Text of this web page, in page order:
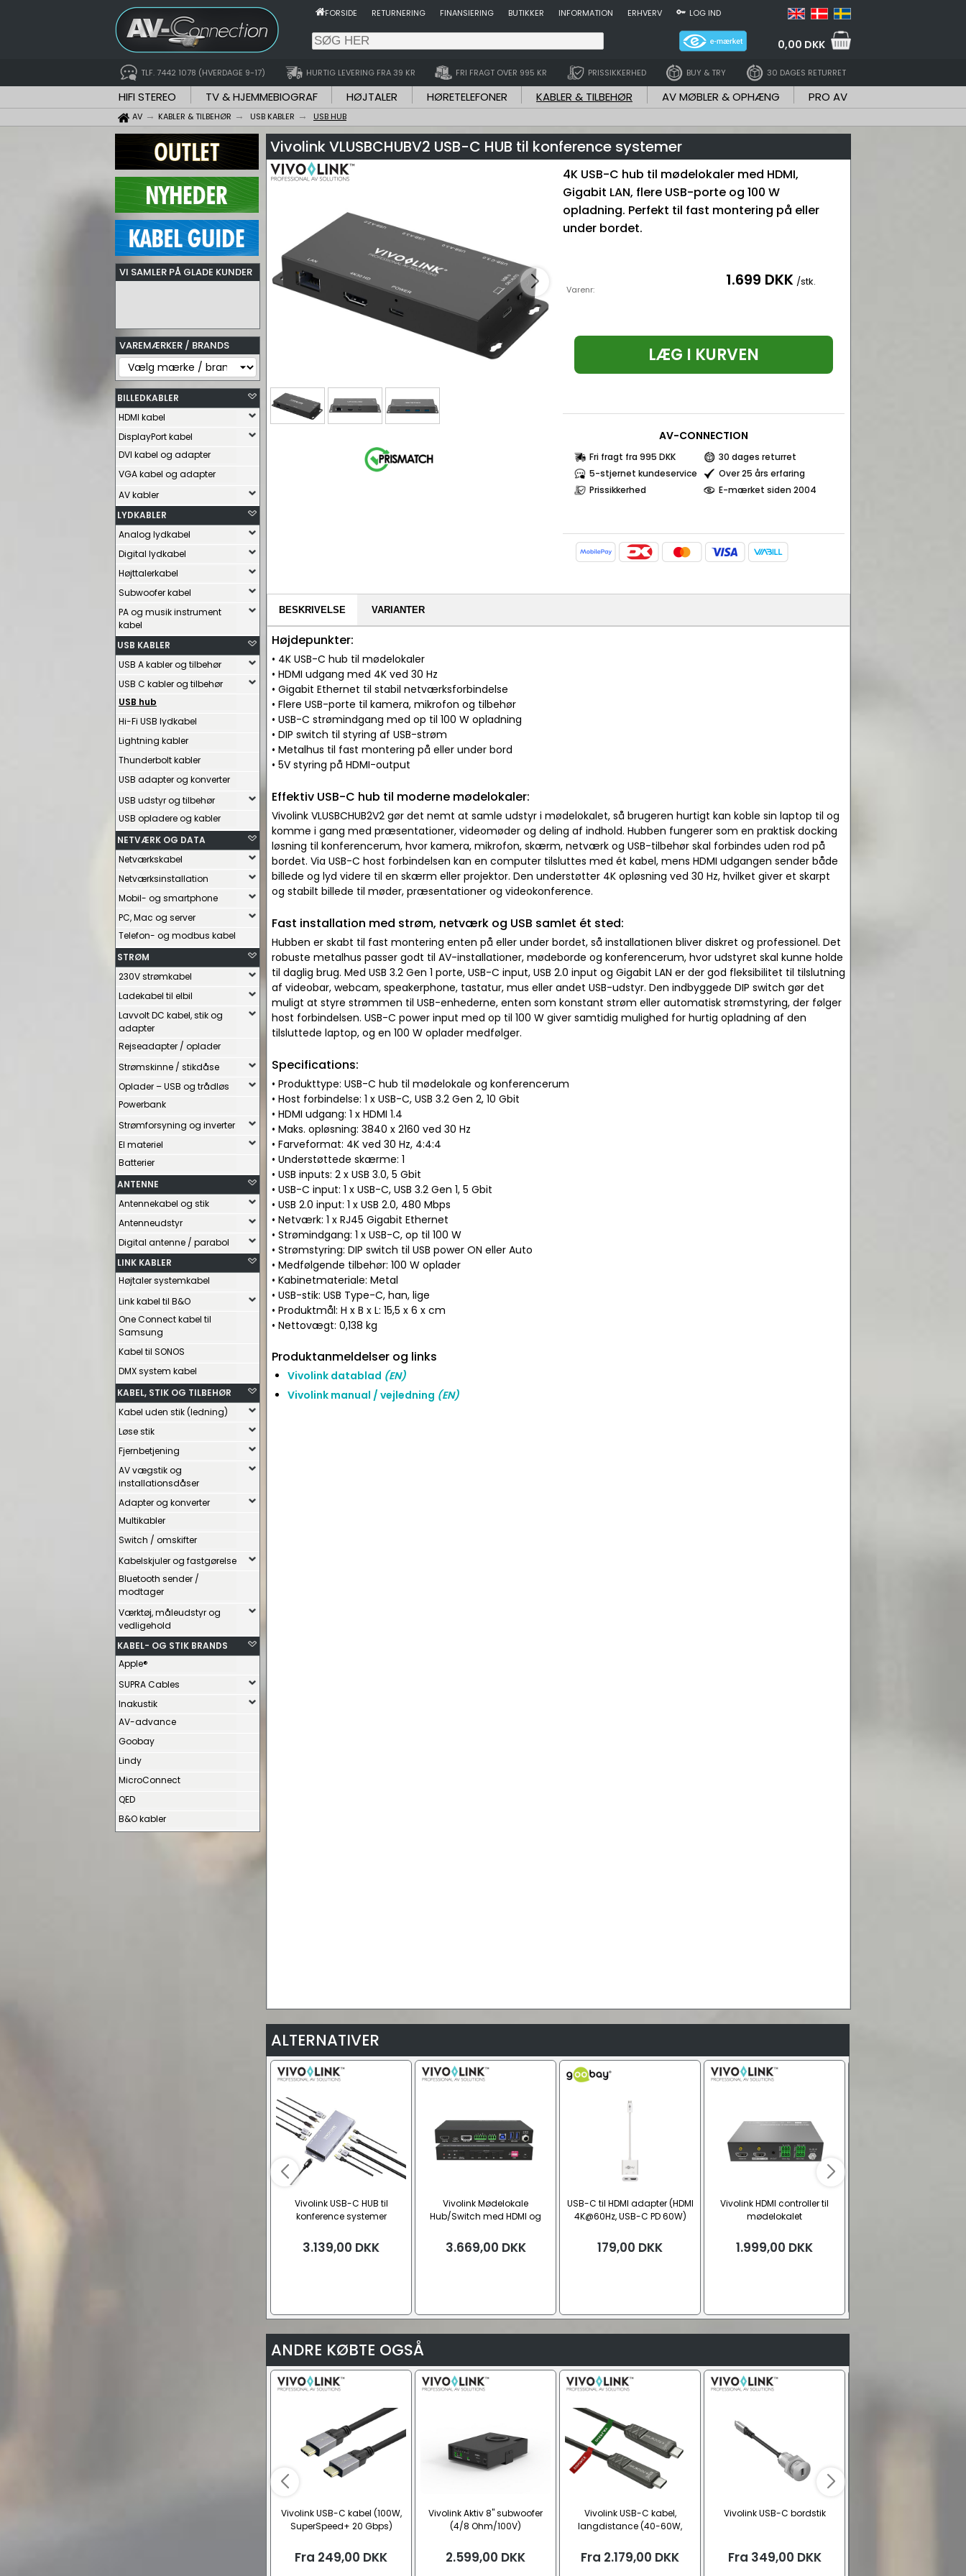
FORSIDE RETURNERING FINANSIERING BUTIKKER INFORMATION ERHVERV LOG IND
0,00 DKK
TLF. 7442 1078 (HVERDAGE 9-17) HURTIG LEVERING FRA 39 KR FRI FRAGT OVER 995 KR PRISSIKKERHED BUY & TRY 30 DAGES RETURRET
HIFI STEREO TV & HJEMMEBIOGRAF HØJTALER HØRETELEFONER KABLER & TILBEHØR AV MØBLER & OPHÆNG PRO AV
AV KABLER & TILBEHØR USB KABLER USB HUB
VI SAMLER PÅ GLADE KUNDER
VAREMÆRKER / BRANDS
BILLEDKABLER
HDMI kabel
DisplayPort kabel
DVI kabel og adapter
VGA kabel og adapter
AV kabler
LYDKABLER
Analog lydkabel
Digital lydkabel
Højttalerkabel
Subwoofer kabel
PA og musik instrument
kabel
USB KABLER
USB A kabler og tilbehør
USB C kabler og tilbehør
USB hub
Hi-Fi USB lydkabel
Lightning kabler
Thunderbolt kabler
USB adapter og konverter
USB udstyr og tilbehør
USB opladere og kabler
NETVÆRK OG DATA
Netværkskabel
Netværksinstallation
Mobil- og smartphone
PC, Mac og server
Telefon- og modbus kabel
STRØM
230V strømkabel
Ladekabel til elbil
Lavvolt DC kabel, stik og
adapter
Rejseadapter / oplader
Strømskinne / stikdåse
Oplader – USB og trådløs
Powerbank
Strømforsyning og inverter
El materiel
Batterier
ANTENNE
Antennekabel og stik
Antenneudstyr
Digital antenne / parabol
LINK KABLER
Højtaler systemkabel
Link kabel til B&O
One Connect kabel til
Samsung
Kabel til SONOS
DMX system kabel
KABEL, STIK OG TILBEHØR
Kabel uden stik (ledning)
Løse stik
Fjernbetjening
AV vægstik og
installationsdåser
Adapter og konverter
Multikabler
Switch / omskifter
Kabelskjuler og fastgørelse
Bluetooth sender /
modtager
Værktøj, måleudstyr og
vedligehold
KABEL- OG STIK BRANDS
Apple®
SUPRA Cables
Inakustik
AV-advance
Goobay
Lindy
MicroConnect
QED
B&O kabler
Vivolink VLUSBCHUBV2 USB-C HUB til konference systemer
4K USB-C hub til mødelokaler med HDMI,
Gigabit LAN, flere USB-porte og 100 W
opladning. Perfekt til fast montering på eller
under bordet.
Varenr: 1.699 DKK /stk.
LÆG I KURVEN
AV-CONNECTION
Fri fragt fra 995 DKK
30 dages returret
5-stjernet kundeservice
Over 25 års erfaring
Prissikkerhed
E-mærket siden 2004
BESKRIVELSE VARIANTER
Højdepunkter:
• 4K USB-C hub til mødelokaler
• HDMI udgang med 4K ved 30 Hz
• Gigabit Ethernet til stabil netværksforbindelse
• Flere USB-porte til kamera, mikrofon og tilbehør
• USB-C strømindgang med op til 100 W opladning
• DIP switch til styring af USB-strøm
• Metalhus til fast montering på eller under bord
• 5V styring på HDMI-output
Effektiv USB-C hub til moderne mødelokaler:
Vivolink VLUSBCHUB2V2 gør det nemt at samle udstyr i mødelokalet, så brugeren hurtigt kan koble sin laptop til og
komme i gang med præsentationer, videomøder og deling af indhold. Hubben fungerer som en praktisk docking
løsning til konferencerum, hvor kamera, mikrofon, skærm, netværk og USB-tilbehør skal forbindes uden rod på
bordet. Via USB-C host forbindelsen kan en computer tilsluttes med ét kabel, mens HDMI udgangen sender både
billede og lyd videre til en skærm eller projektor. Den understøtter 4K opløsning ved 30 Hz, hvilket giver et skarpt
og stabilt billede til møder, præsentationer og videokonference.
Fast installation med strøm, netværk og USB samlet ét sted:
Hubben er skabt til fast montering enten på eller under bordet, så installationen bliver diskret og professionel. Det
robuste metalhus passer godt til AV-installationer, mødeborde og konferencerum, hvor udstyret skal kunne holde
til daglig brug. Med USB 3.2 Gen 1 porte, USB-C input, USB 2.0 input og Gigabit LAN er der god fleksibilitet til tilslutning
af videobar, webcam, speakerphone, tastatur, mus eller andet USB-udstyr. Den indbyggede DIP switch gør det
muligt at styre strømmen til USB-enhederne, enten som konstant strøm eller automatisk strømstyring, der følger
host forbindelsen. USB-C power input med op til 100 W giver samtidig mulighed for hurtig opladning af den
tilsluttede laptop, og en 100 W oplader medfølger.
Specifications:
• Produkttype: USB-C hub til mødelokale og konferencerum
• Host forbindelse: 1 x USB-C, USB 3.2 Gen 2, 10 Gbit
• HDMI udgang: 1 x HDMI 1.4
• Maks. opløsning: 3840 x 2160 ved 30 Hz
• Farveformat: 4K ved 30 Hz, 4:4:4
• Understøttede skærme: 1
• USB inputs: 2 x USB 3.0, 5 Gbit
• USB-C input: 1 x USB-C, USB 3.2 Gen 1, 5 Gbit
• USB 2.0 input: 1 x USB 2.0, 480 Mbps
• Netværk: 1 x RJ45 Gigabit Ethernet
• Strømindgang: 1 x USB-C, op til 100 W
• Strømstyring: DIP switch til USB power ON eller Auto
• Medfølgende tilbehør: 100 W oplader
• Kabinetmateriale: Metal
• USB-stik: USB Type-C, han, lige
• Produktmål: H x B x L: 15,5 x 6 x cm
• Nettovægt: 0,138 kg
Produktanmeldelser og links
Vivolink datablad (EN)
Vivolink manual / vejledning (EN)
ALTERNATIVER
Vivolink USB-C HUB til
konference systemer
3.139,00 DKK
Vivolink Mødelokale
Hub/Switch med HDMI og
3.669,00 DKK
USB-C til HDMI adapter (HDMI
4K@60Hz, USB-C PD 60W)
179,00 DKK
Vivolink HDMI controller til
mødelokalet
1.999,00 DKK
ANDRE KØBTE OGSÅ
Vivolink USB-C kabel (100W,
SuperSpeed+ 20 Gbps)
Fra 249,00 DKK
Vivolink Aktiv 8" subwoofer
(4/8 Ohm/100V)
2.599,00 DKK
Vivolink USB-C kabel,
langdistance (40-60W,
Fra 2.179,00 DKK
Vivolink USB-C bordstik
Fra 349,00 DKK